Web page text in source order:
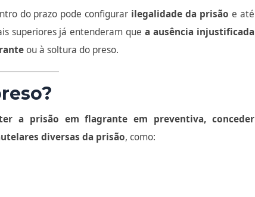
do prazo pode configurar ilegalidade da prisão e até
superiores já entenderam quea ausência injustificada
ou à soltura do preso.
a prisão em flagrante em preventiva, conceder
diversas da prisão, como: